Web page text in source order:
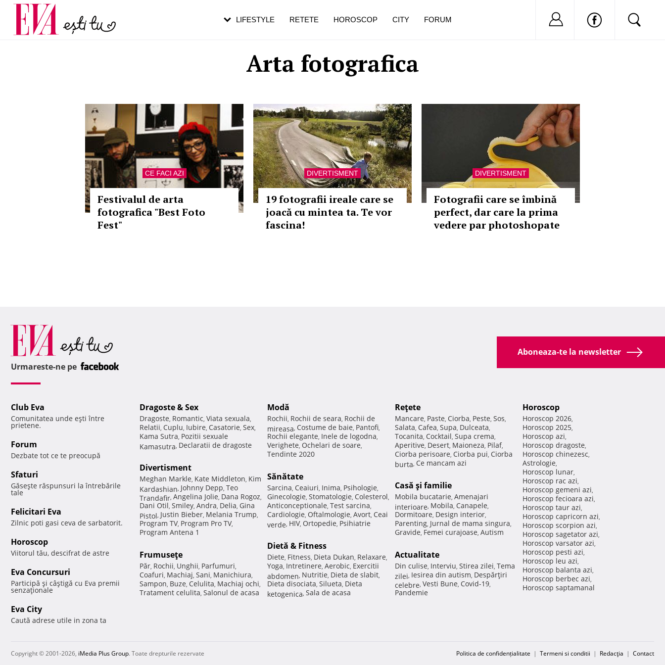
Arta fotografica
CE FACI AZI
Festivalul de arta
fotografica "Best Foto
Fest"
DIVERTISMENT
19 fotografii ireale care se
joacă cu mintea ta. Te vor
fascina!
DIVERTISMENT
Fotografii care se îmbină
perfect, dar care la prima
vedere par photoshopate
LIFESTYLE RETETE HOROSCOP CITY FORUM Nu ai cont?
Carieră
Actualitate
pe măsură ce înaintezi în vârstă
Aboneaza-te la newsletter
Urmareste-ne pe
Club Eva
Comunitatea unde eşti între
prietene.
Forum
Dezbate tot ce te preocupă
Sfaturi
Găseşte răspunsuri la întrebările
tale
Felicitari Eva
Zilnic poti gasi ceva de sarbatorit.
Horoscop
Viitorul tău, descifrat de astre
Eva Concursuri
Participă şi câştigă cu Eva premii
senzaţionale
Eva City
Caută adrese utile in zona ta
Dragoste & Sex
Dragoste, Romantic, Viata sexuala,
Relatii, Cuplu, Iubire, Casatorie, Sex,
Kama Sutra, Pozitii sexuale
Kamasutra, Declaratii de dragoste
Divertisment
Meghan Markle, Kate Middleton, Kim
Kardashian, Johnny Depp, Teo
Trandafir, Angelina Jolie, Dana Rogoz,
Dani Otil, Smiley, Andra, Delia, Gina
Pistol, Justin Bieber, Melania Trump,
Program TV, Program Pro TV,
Program Antena 1
Frumuseţe
Păr, Rochii, Unghii, Parfumuri,
Coafuri, Machiaj, Sani, Manichiura,
Sampon, Buze, Celulita, Machiaj ochi,
Tratament celulita, Salonul de acasa
Modă
Rochii, Rochii de seara, Rochii de
mireasa, Costume de baie, Pantofi,
Rochii elegante, Inele de logodna,
Verighete, Ochelari de soare,
Tendinte 2020
Sănătate
Sarcina, Ceaiuri, Inima, Psihologie,
Ginecologie, Stomatologie, Colesterol,
Anticonceptionale, Test sarcina,
Cardiologie, Oftalmologie, Avort, Ceai
verde, HIV, Ortopedie, Psihiatrie
Dietă & Fitness
Diete, Fitness, Dieta Dukan, Relaxare,
Yoga, Intretinere, Aerobic, Exercitii
abdomen, Nutritie, Dieta de slabit,
Dieta disociata, Silueta, Dieta
ketogenica, Sala de acasa
Reţete
Mancare, Paste, Ciorba, Peste, Sos,
Salata, Cafea, Supa, Dulceata,
Tocanita, Cocktail, Supa crema,
Aperitive, Desert, Maioneza, Pilaf,
Ciorba perisoare, Ciorba pui, Ciorba
burta, Ce mancam azi
Casă şi familie
Mobila bucatarie, Amenajari
interioare, Mobila, Canapele,
Dormitoare, Design interior,
Parenting, Jurnal de mama singura,
Gravide, Femei curajoase, Autism
Actualitate
Din culise, Interviu, Stirea zilei, Tema
zilei, Iesirea din autism, Despărţiri
celebre, Vesti Bune, Covid-19,
Pandemie
Horoscop
Horoscop 2026,
Horoscop 2025,
Horoscop azi,
Horoscop dragoste,
Horoscop chinezesc,
Astrologie,
Horoscop lunar,
Horoscop rac azi,
Horoscop gemeni azi,
Horoscop fecioara azi,
Horoscop taur azi,
Horoscop capricorn azi,
Horoscop scorpion azi,
Horoscop sagetator azi,
Horoscop varsator azi,
Horoscop pesti azi,
Horoscop leu azi,
Horoscop balanta azi,
Horoscop berbec azi,
Horoscop saptamanal
Copyright © 2001-2026, iMedia Plus Group. Toate drepturile rezervate Politica de confidențialitate | Termeni si conditii | Redacţia | Contact